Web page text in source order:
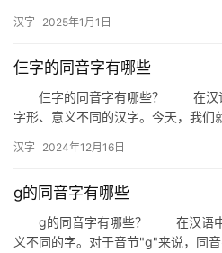
字体…
汉字 2025年1月1日
仨字的同音字有哪些
仨字的同音字有哪些？ 在汉语
字形、意义不同的汉字。今天，我们
汉字 2024年12月16日
g的同音字有哪些
g的同音字有哪些？ 在汉语中
义不同的字。对于音节"g"来说，同